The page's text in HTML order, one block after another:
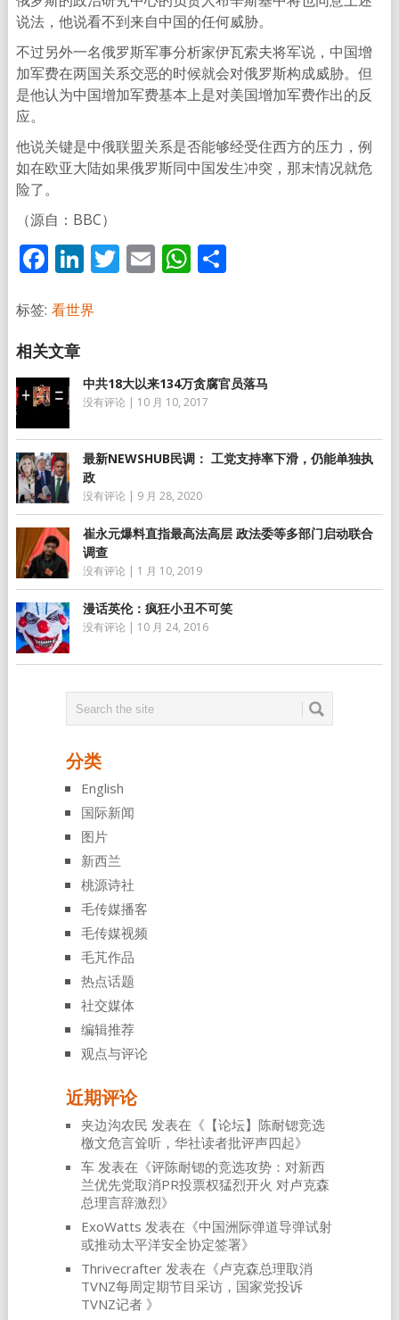
说法，他说看不到来自中国的任何威胁。
不过另外一名俄罗斯军事分析家伊瓦索夫将军说，中国增
加军费在两国关系交恶的时候就会对俄罗斯构成威胁。但
是他认为中国增加军费基本上是对美国增加军费作出的反
应。
他说关键是中俄联盟关系是否能够经受住西方的压力，例
如在欧亚大陆如果俄罗斯同中国发生冲突，那末情况就危
险了。
（源自：BBC）
Facebook
LinkedIn
Twitter
EmailWhatsApp
分
标签: 看世界
中共18大以来134万贪腐官员落马
没有评论 | 10 月 10, 2017
最新NEWSHUB民调： 工党支持率下滑，仍能单独执
政
没有评论 | 9 月 28, 2020
崔永元爆料直指最高法高层 政法委等多部门启动联合
调查
没有评论 | 1 月 10, 2019
漫话英伦：疯狂小丑不可笑
没有评论 | 10 月 24, 2016
分类
English
国际新闻
图片
新西兰
桃源诗社
毛传媒播客
毛传媒视频
毛芃作品
热点话题
社交媒体
编辑推荐
观点与评论
近期评论
夹边沟农民 发表在《 【论坛】陈耐锶竞选
檄文危言耸听，华社读者批评声四起》
车发表在《评陈耐锶的竞选攻势：对新西
兰优先党取消PR投票权猛烈开火 对卢克森
总理言辞激烈》
ExoWatts 发表在《中国洲际弹道导弹试射
或推动太平洋安全协定签署》
Thrivecrafter发表在《卢克森总理取消
TVNZ每周定期节目采访，国家党投诉
TVNZ记者 》